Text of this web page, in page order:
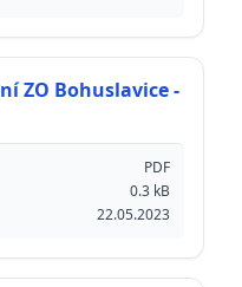
ZO Bohuslavice -
PDF
0.3 kB
22.05.2023